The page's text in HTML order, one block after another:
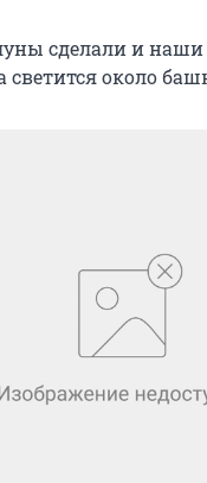
сделали и наши
светится около